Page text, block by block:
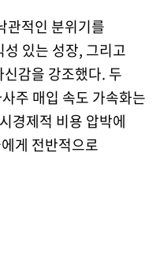
관적인 분위기를
있는 성장, 그리고
감을 강조했다. 두
주 매입 속도 가속화는
경제적 비용 압박에
게 전반적으로